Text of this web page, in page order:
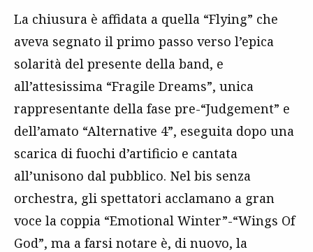
La chiusura è affidata a quella “Flying” che
aveva segnato il primo passo verso l’epica
solarità del presente della band, e
all’attesissima “Fragile Dreams”, unica
rappresentante della fase pre-“Judgement” e
dell’amato “Alternative 4”, eseguita dopo una
scarica di fuochi d’artificio e cantata
all’unisono dal pubblico. Nel bis senza
orchestra, gli spettatori acclamano a gran
voce la coppia “Emotional Winter”-“Wings Of
God”, ma a farsi notare è, di nuovo, la